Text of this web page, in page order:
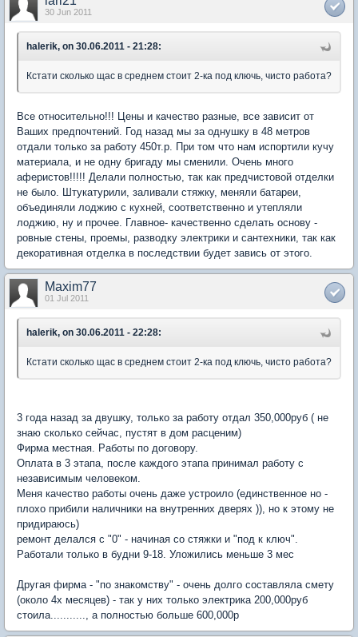
30 Jun 2011
halerik, on 30.06.2011 - 21:28:
Кстати сколько щас в среднем стоит 2-ка под ключь, чисто работа?
Все относительно!!! Цены и качество разные, все зависит от
Ваших предпочтений. Год назад мы за однушку в 48 метров
отдали только за работу 450т.р. При том что нам испортили кучу
материала, и не одну бригаду мы сменили. Очень много
аферистов!!!!! Делали полностью, так как предчистовой отделки
не было. Штукатурили, заливали стяжку, меняли батареи,
объединяли лоджию с кухней, соответственно и утепляли
лоджию, ну и прочее. Главное- качественно сделать основу -
ровные стены, проемы, разводку электрики и сантехники, так как
декоративная отделка в последствии будет завись от этого.
Maxim77
01 Jul 2011
halerik, on 30.06.2011 - 22:28:
Кстати сколько щас в среднем стоит 2-ка под ключь, чисто работа?
3 года назад за двушку, только за работу отдал 350,000руб ( не
знаю сколько сейчас, пустят в дом расценим)
Фирма местная. Работы по договору.
Оплата в 3 этапа, после каждого этапа принимал работу с
независимым человеком.
Меня качество работы очень даже устроило (единственное но -
плохо прибили наличники на внутренних дверях )), но к этому не
придираюсь)
ремонт делался с "0" - начиная со стяжки и "под к ключ".
Работали только в будни 9-18. Уложились меньше 3 мес
Другая фирма - "по знакомству" - очень долго составляла смету
(около 4х месяцев) - так у них только электрика 200,000руб
стоила..........., а полностью больше 600,000р